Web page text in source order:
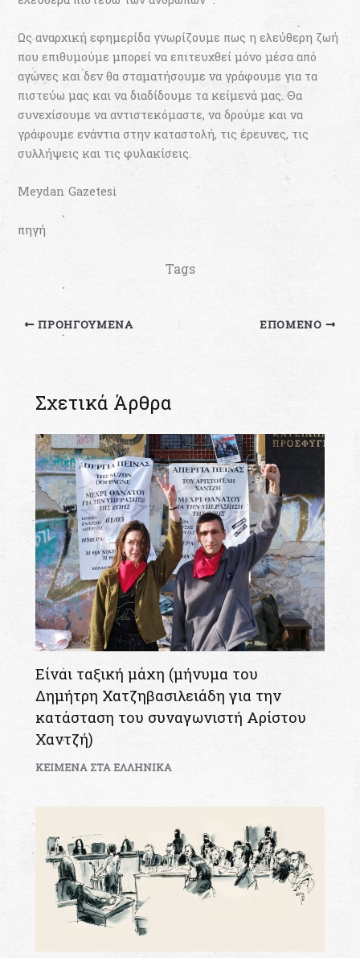
Ως αναρχική εφημερίδα γνωρίζουμε πως η ελεύθερη ζωή
που επιθυμούμε μπορεί να επιτευχθεί μόνο μέσα από
αγώνες και δεν θα σταματήσουμε να γράφουμε για τα
πιστεύω μας και να διαδίδουμε τα κείμενά μας. Θα
συνεχίσουμε να αντιστεκόμαστε, να δρούμε και να
γράφουμε ενάντια στην καταστολή, τις έρευνες, τις
συλλήψεις και τις φυλακίσεις.
Meydan Gazetesi
πηγή
Tags
ΠΡΟΗΓΟΎΜΕΝΑ ΕΠΌΜΕΝΟ
Σχετικά Άρθρα
Είναι ταξική μάχη (μήνυμα του
Δημήτρη Χατζηβασιλειάδη για την
κατάσταση του συναγωνιστή Αρίστου
Χαντζή)
KEIMENA ΣΤΑ ΕΛΛΗΝΙΚΑ